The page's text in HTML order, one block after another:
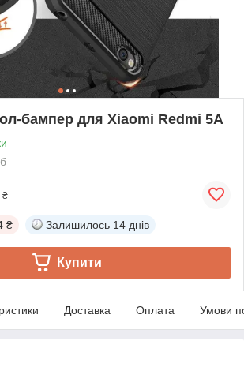
бампер для Xiaomi Redmi 5A
₴
₴ Залишилось 14 днів
Купити
Доставка Оплата Умови